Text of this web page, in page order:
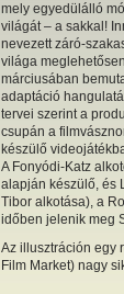
mely egyedülálló
világát – a sakkal!
nevezett záró-
világa
márciusában
adaptáció
tervei szerint a
csupán a
készülő
A Fonyódi-Katz
alapján készülő, és
Tibor alkotása), a
időben jelenik meg
Az illusztráción egy
Film Market) nagy